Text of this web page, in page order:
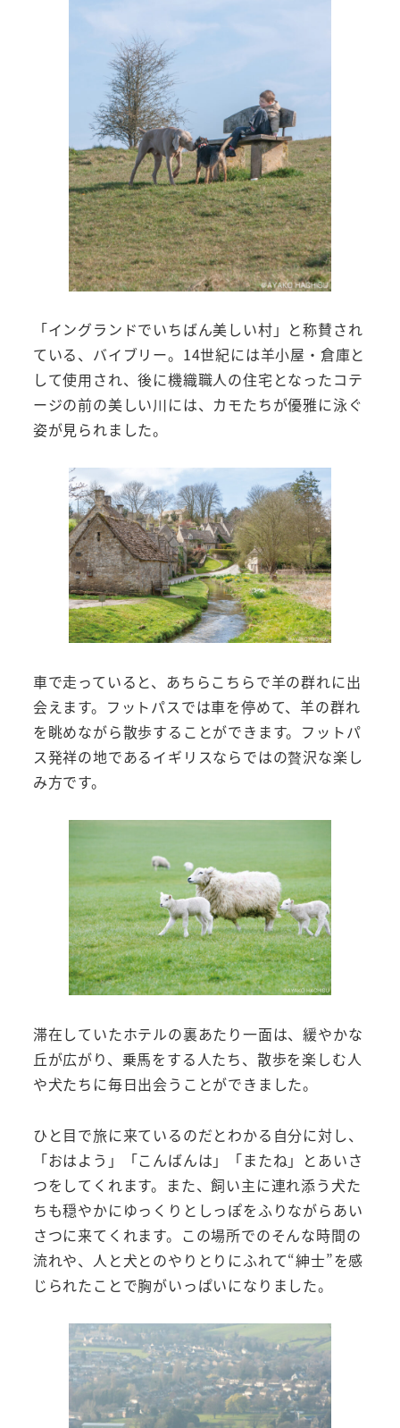
「イングランドでいちばん美しい村」と称賛され
ている、バイブリー。14世紀には羊小屋・倉庫と
して使用され、後に機織職人の住宅となったコテ
ージの前の美しい川には、カモたちが優雅に泳ぐ
姿が見られました。
車で走っていると、あちらこちらで羊の群れに出
会えます。フットパスでは車を停めて、羊の群れ
を眺めながら散歩することができます。フットパ
ス発祥の地であるイギリスならではの贅沢な楽し
み方です。
滞在していたホテルの裏あたり一面は、緩やかな
丘が広がり、乗馬をする人たち、散歩を楽しむ人
や犬たちに毎日出会うことができました。
ひと目で旅に来ているのだとわかる自分に対し、
「おはよう」「こんばんは」「またね」とあいさ
つをしてくれます。また、飼い主に連れ添う犬た
ちも穏やかにゆっくりとしっぽをふりながらあい
さつに来てくれます。この場所でのそんな時間の
流れや、人と犬とのやりとりにふれて“紳士”を感
じられたことで胸がいっぱいになりました。